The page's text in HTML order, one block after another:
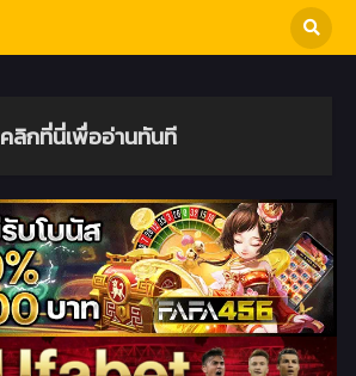
คลิกที่นี่เพื่ออ่านทันที